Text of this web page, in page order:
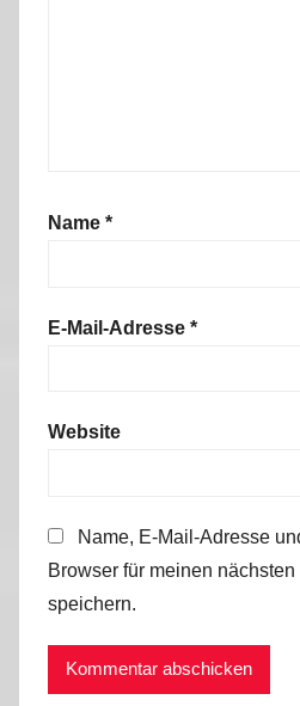
Name *
E-Mail-Adresse *
Website
Name, E-Mail-Adresse
Browser für meinen
speichern.